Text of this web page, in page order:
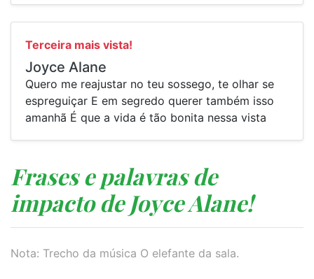
Terceira mais vista!
Joyce Alane
⁠Quero me reajustar no teu sossego, te olhar se
espreguiçar E em segredo querer também isso
amanhã É que a vida é tão bonita nessa vista
Frases e palavras de
impacto de Joyce Alane!
Nota: Trecho da música O elefante da sala.